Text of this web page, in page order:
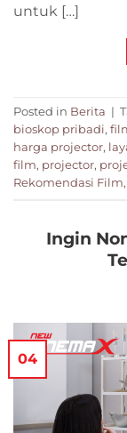
untuk […]
Posted in Berita |
bioskop pribadi,
harga projector,
film, projector,
Rekomendasi Film,
Ingin
04